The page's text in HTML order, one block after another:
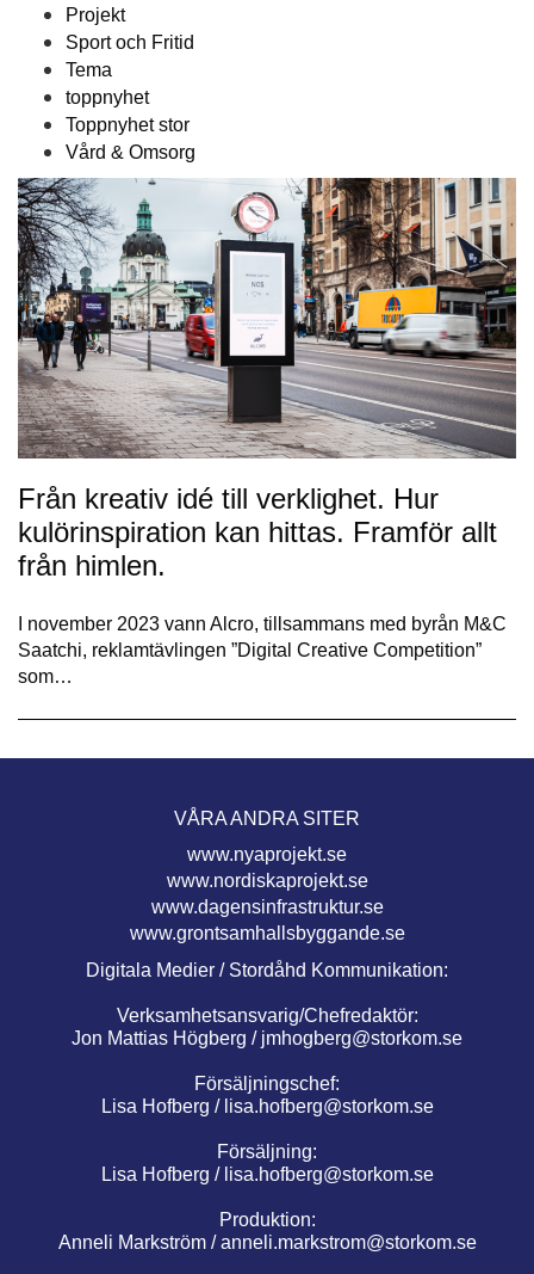
Projekt
Sport och Fritid
Tema
toppnyhet
Toppnyhet stor
Vård & Omsorg
Från kreativ idé till verklighet. Hur
kulörinspiration kan hittas. Framför allt
från himlen.
I november 2023 vann Alcro, tillsammans med byrån M&C
Saatchi, reklamtävlingen ”Digital Creative Competition”
som…
VÅRA ANDRA SITER
www.nyaprojekt.se
www.nordiskaprojekt.se
www.dagensinfrastruktur.se
www.grontsamhallsbyggande.se
Digitala Medier / Stordåhd Kommunikation:
Verksamhetsansvarig/Chefredaktör:
Jon Mattias Högberg / jmhogberg@storkom.se
Försäljningschef:
Lisa Hofberg / lisa.hofberg@storkom.se
Försäljning:
Lisa Hofberg / lisa.hofberg@storkom.se
Produktion:
Anneli Markström /anneli.markstrom@storkom.se